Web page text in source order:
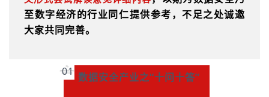
至数字经济的行业同仁提供参考，不足之处诚邀
大家共同完善。
01 数据安全产业之“十问十答”